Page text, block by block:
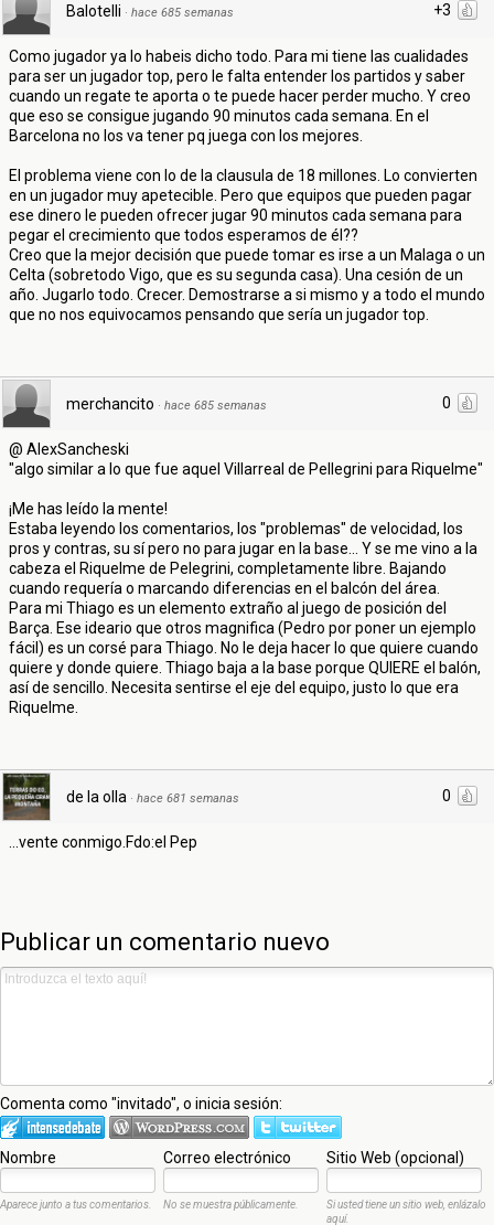
+3
Balotelli · hace 685 semanas
Como jugador ya lo habeis dicho todo. Para mi tiene las cualidades
para ser un jugador top, pero le falta entender los partidos y saber
cuando un regate te aporta o te puede hacer perder mucho. Y creo
que eso se consigue jugando 90 minutos cada semana. En el
Barcelona no los va tener pq juega con los mejores.
El problema viene con lo de la clausula de 18 millones. Lo convierten
en un jugador muy apetecible. Pero que equipos que pueden pagar
ese dinero le pueden ofrecer jugar 90 minutos cada semana para
pegar el crecimiento que todos esperamos de él??
Creo que la mejor decisión que puede tomar es irse a un Malaga o un
Celta (sobretodo Vigo, que es su segunda casa). Una cesión de un
año. Jugarlo todo. Crecer. Demostrarse a si mismo y a todo el mundo
que no nos equivocamos pensando que sería un jugador top.
0
merchancito · hace 685 semanas
@ AlexSancheski
"algo similar a lo que fue aquel Villarreal de Pellegrini para Riquelme"
¡Me has leído la mente!
Estaba leyendo los comentarios, los "problemas" de velocidad, los
pros y contras, su sí pero no para jugar en la base... Y se me vino a la
cabeza el Riquelme de Pelegrini, completamente libre. Bajando
cuando requería o marcando diferencias en el balcón del área.
Para mi Thiago es un elemento extraño al juego de posición del
Barça. Ese ideario que otros magnifica (Pedro por poner un ejemplo
fácil) es un corsé para Thiago. No le deja hacer lo que quiere cuando
quiere y donde quiere. Thiago baja a la base porque QUIERE el balón,
así de sencillo. Necesita sentirse el eje del equipo, justo lo que era
Riquelme.
0
de la olla · hace 681 semanas
...vente conmigo.Fdo:el Pep
Publicar un comentario nuevo
Comenta como "invitado", o inicia sesión:
Nombre Correo electrónico Sitio Web (opcional)
Aparece junto a tus comentarios. No se muestra públicamente.
Si usted tiene un sitio web, enlázalo
aquí.